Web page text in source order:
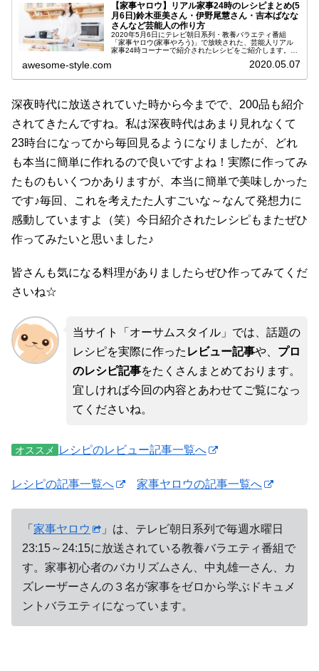
【家事ヤロウ】リアル家事24時のレシピまとめ(5
月6日)鈴木亜美さん・伊野尾慧さん・吉本ばなな
さんなど芸能人の作り方
2020年5月6日にテレビ朝日系列・教養バラエティ番組
「家事ヤロウ(家事やろう)」で放映された、芸能人リアル
家事24時コーナーで紹介されたレシピをご紹介します。こ
awesome-style.com 2020.05.07
深夜時代に放送されていた時から今までで、200品も紹介
されてきたんですね。私は深夜時代はあまり見れなくて
23時台になってから毎回見るようになりましたが、どれ
も本当に簡単に作れるので良いですよね！実際に作ってみ
たものもいくつかありますが、本当に簡単で美味しかった
です♪毎回、これを考えたた人すごいな～なんて発想力に
感動していますよ（笑）今日紹介されたレシピもまたぜひ
作ってみたいと思いました♪
皆さんも気になる料理がありましたらぜひ作ってみてくだ
さいね☆
当サイト「オーサムスタイル」では、話題の
レシピを実際に作った レビュー記事や、 プロ
のレシピ記事をたくさんまとめております。
宜しければ今回の内容とあわせてご覧になっ
てくださいね。
オススメ レシピのレビュー記事一覧へ
レシピの記事一覧へ 家事ヤロウの記事一覧へ
「 家事ヤロウ
」は、テレビ朝日系列で毎週水曜日
23:15～24:15に放送されている教養バラエティ番組で
す。家事初心者のバカリズムさん、中丸雄一さん、カ
ズレーザーさんの３名が家事をゼロから学ぶドキュメ
ントバラエティになっています。